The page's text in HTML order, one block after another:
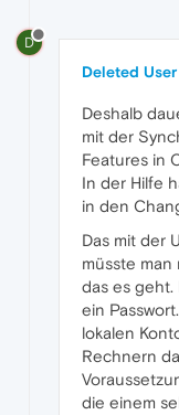
D
Deleted User
Deshalb
mit der
Features in
In der Hilfe
in den
Das mit der
müsste man
das es
ein
lokalen
Rechnern
die einem